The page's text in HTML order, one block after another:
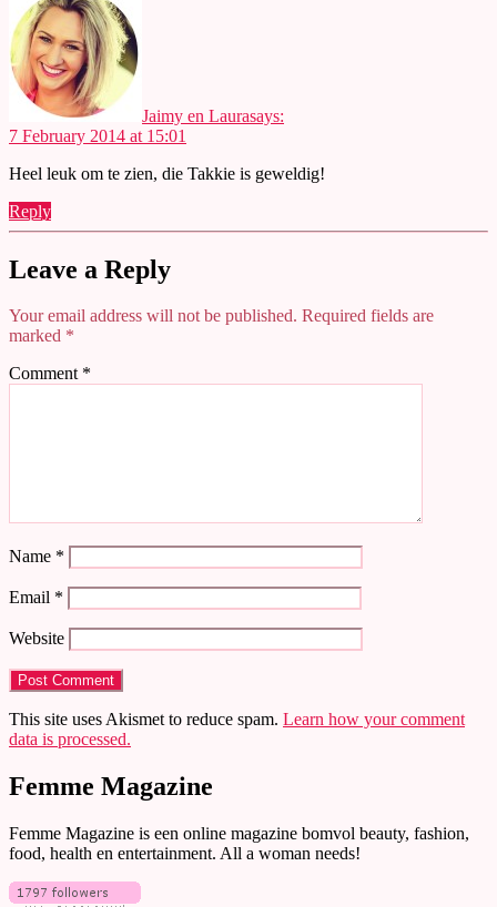
Jaimy en Laurasays:
7 February 2014 at 15:01
Heel leuk om te zien, die Takkie is geweldig!
Reply
Leave a Reply
Your email address will not be published. Required fields are
marked *
Comment *
Name *
Email *
Website
This site uses Akismet to reduce spam. Learn how your comment
data is processed.
Femme Magazine
Femme Magazine is een online magazine bomvol beauty, fashion,
food, health en entertainment. All a woman needs!